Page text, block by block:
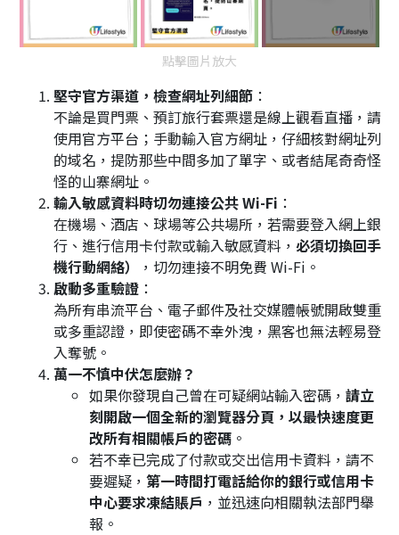
點擊圖片放大
堅守官方渠道，檢查網址列細節 ：
不論是買門票、預訂旅行套票還是線上觀看直播，請
使用官方平台；手動輸入官方網址，仔細核對網址列
的域名，提防那些中間多加了單字、或者結尾奇奇怪
怪的山寨網址。
輸入敏感資料時切勿連接公共 Wi-Fi ：
在機場、酒店、球場等公共場所，若需要登入網上銀
行、進行信用卡付款或輸入敏感資料， 必須切換回手
機行動網絡）
，切勿連接不明免費 Wi-Fi。
啟動多重驗證 ：
為所有串流平台、電子郵件及社交媒體帳號開啟雙重
或多重認證，即使密碼不幸外洩，黑客也無法輕易登
入奪號。
萬一不慎中伏怎麼辦？
如果你發現自己曾在可疑網站輸入密碼， 請立
刻開啟一個全新的瀏覽器分頁，以最快速度更
改所有相關帳戶的密碼 。
若不幸已完成了付款或交出信用卡資料，請不
要遲疑， 第一時間打電話給你的銀行或信用卡
中心要求凍結賬戶 ，並迅速向相關執法部門舉
報。